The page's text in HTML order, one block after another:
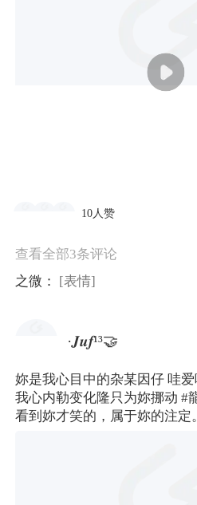
10人赞
查看全部3条评论
之微： [表情]
·𝑱𝒖𝒇¹³🤝
妳是我心目中的杂某因仔 哇
我心内勒变化隆只为妳挪动#
看到妳才笑的，属于妳的注定。